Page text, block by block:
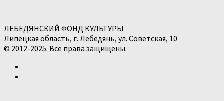
ЛЕБЕДЯНСКИЙ ФОНД КУЛЬТУРЫ
Липецкая область, г. Лебедянь, ул. Советская, 10
© 2012-2025. Все права защищены.